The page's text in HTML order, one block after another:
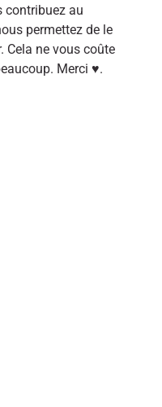
contribuez au
permettez de le
Cela ne vous coûte
Merci ♥.